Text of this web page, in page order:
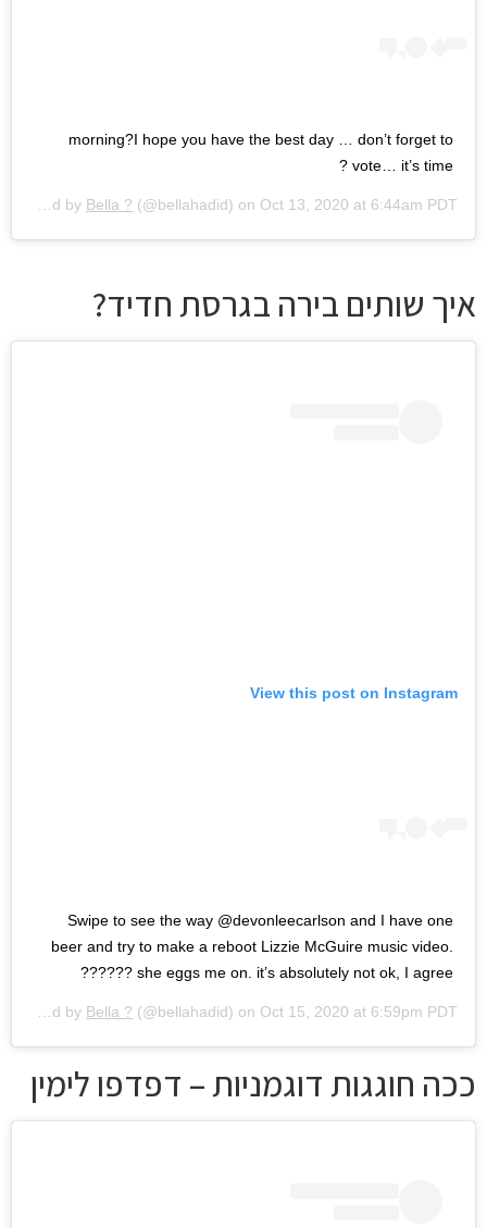
morning?I hope you have the best day … don’t forget to
vote… it’s time ?
A post shared by Bella ? (@bellahadid) on Oct 13, 2020 at 6:44am PDT
איך שותים בירה בגרסת חדיד?
View this post on Instagram
Swipe to see the way @devonleecarlson and I have one
beer and try to make a reboot Lizzie McGuire music video.
she eggs me on. it’s absolutely not ok, I agree ??????
A post shared by Bella ? (@bellahadid) on Oct 15, 2020 at 6:59pm PDT
ככה חוגגות דוגמניות – דפדפו לימין